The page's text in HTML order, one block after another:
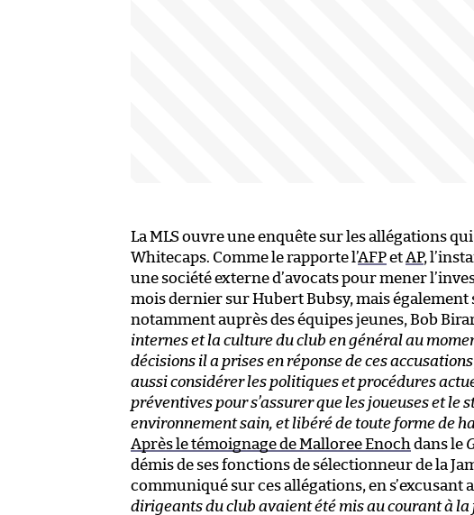
La MLS ouvre une enquête sur les allégations
Whitecaps. Comme le rapporte l’AFPetAP,
une société externe d’avocats pour mener
mois dernier sur Hubert Bubsy, mais également
notamment auprès des équipes jeunes, Bob
internes et la culture du club en général au
décisions il a prises en réponse de ces accusations
aussi considérer les politiques et procédures
préventives pour s’assurer que les joueuses et
environnement sain, et libéré de toute forme de
Après le témoignage de Malloree Enoch dans le
démis de ses fonctions de sélectionneur de la
communiqué sur ces allégations, en s’excusant
dirigeants du club avaient été mis au courant à